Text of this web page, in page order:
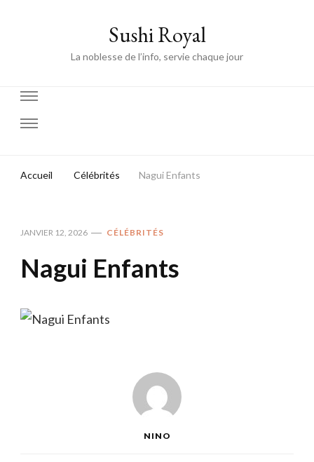
Sushi Royal
La noblesse de l’info, servie chaque jour
Accueil Célébrités Nagui Enfants
JANVIER 12, 2026 CÉLÉBRITÉS
Nagui Enfants
NINO